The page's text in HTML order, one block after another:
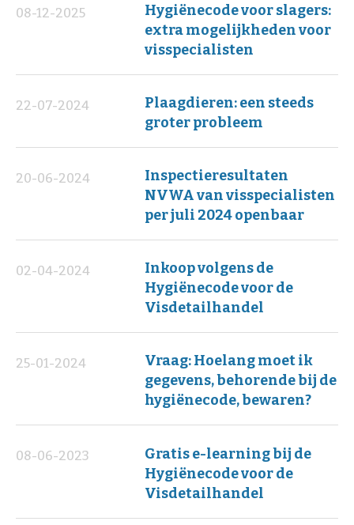
Hygiënecode voor slagers:
extra mogelijkheden voor
visspecialisten
08-12-2025
Plaagdieren: een steeds
groter probleem
22-07-2024
Inspectieresultaten
NVWA van visspecialisten
per juli 2024 openbaar
20-06-2024
Inkoop volgens de
Hygiënecode voor de
Visdetailhandel
02-04-2024
Vraag: Hoelang moet ik
gegevens, behorende bij de
hygiënecode, bewaren?
25-01-2024
Gratis e-learning bij de
Hygiënecode voor de
Visdetailhandel
08-06-2023